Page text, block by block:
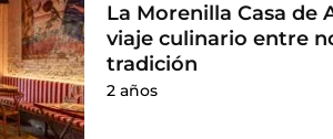
La Morenilla Casa de
viaje culinario entre
tradición
2 años